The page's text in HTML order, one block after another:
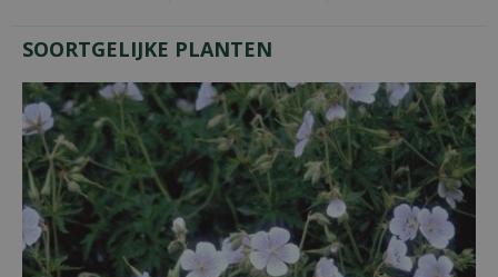
SOORTGELIJKE PLANTEN